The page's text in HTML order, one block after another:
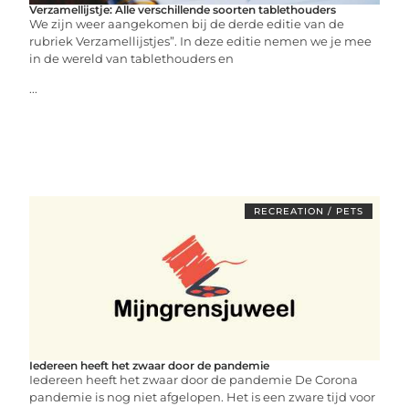
Verzamellijstje: Alle verschillende soorten tablethouders
We zijn weer aangekomen bij de derde editie van de
rubriek Verzamellijstjes”. In deze editie nemen we je mee
in de wereld van tablethouders en
...
RECREATION / PETS
Iedereen heeft het zwaar door de pandemie
Iedereen heeft het zwaar door de pandemie De Corona
pandemie is nog niet afgelopen. Het is een zware tijd voor